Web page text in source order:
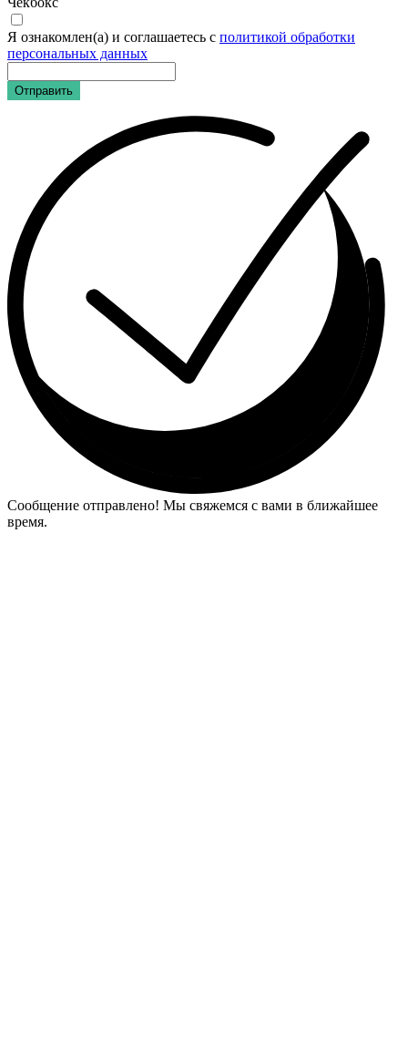
Я ознакомлен(а) и соглашаетесь с политикой обработки
персональных данных
Отправить
Сообщение отправлено! Мы свяжемся с вами в ближайшее
время.